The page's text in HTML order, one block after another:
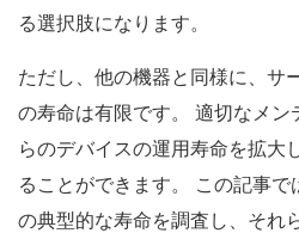
る選択肢になります。
ただし、他の機器と同様に、サ
の寿命は有限です。 適切なメン
らのデバイスの運用寿命を拡大
ることができます。 この記事
の典型的な寿命を調査し、それ